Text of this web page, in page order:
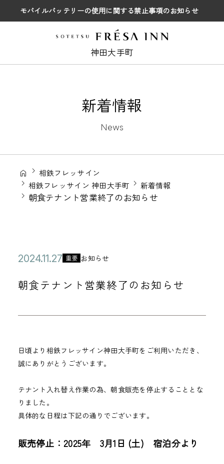
モバイルバッテリーの使用に関する禁止事項のお知らせ
神田大手町
新着情報
News
相鉄フレッサイン
相鉄フレッサイン 神田大手町
新着情報
朝食テナント営業終了のお知らせ
朝食テナント営業終了のお知らせ
公
日
2
2
年
月
7
日
カ
テ
ゴ
重要 お知らせ
日頃より相鉄フレッサイン神田大手町をご利用いただき、
誠にありがとうございます。
テナント入れ替え作業の為、朝食販売を停止することとな
りました。
具体的な日程は下記の通りでございます。
販売停止： 2025年 3月1日 (土) 宿泊分より